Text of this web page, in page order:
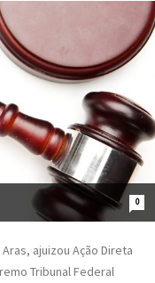
0
ajuizou Ação Direta
Tribunal Federal